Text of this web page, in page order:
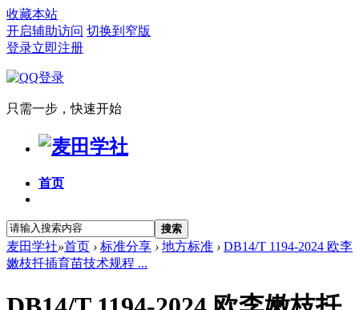
收藏本站
开启辅助访问 切换到窄版
登录立即注册
只需一步，快速开始
首页
搜索
麦田学社»首页 › 标准分享 › 地方标准 › DB14/T 1194-2024 欧李
嫩枝扦插育苗技术规程 ...